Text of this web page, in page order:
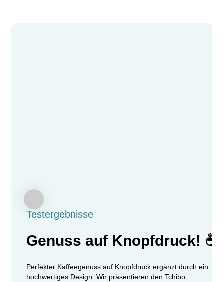
Testergebnisse
Genuss auf Knopfdruck! ☕
Perfekter Kaffeegenuss auf Knopfdruck ergänzt durch ein
hochwertiges Design: Wir präsentieren den Tchibo